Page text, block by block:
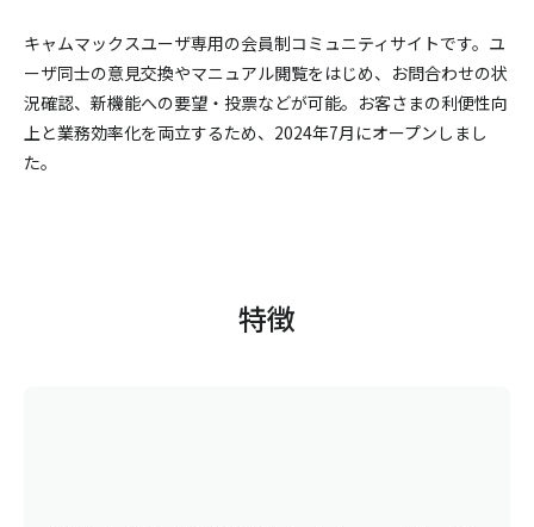
キャムマックスユーザ専用の会員制コミュニティサイトです。 ユ
ーザ同士の意見交換やマニュアル閲覧をはじめ、お問合わせの状
況確認、新機能への要望・投票などが可能。 お客さまの利便性向
上と業務効率化を両立するため、2024年7月にオープンしまし
た。
特徴